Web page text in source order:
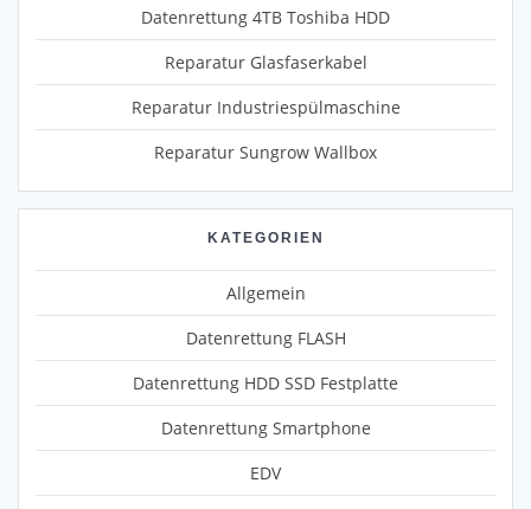
Datenrettung 4TB Toshiba HDD
Reparatur Glasfaserkabel
Reparatur Industriespülmaschine
Reparatur Sungrow Wallbox
KATEGORIEN
Allgemein
Datenrettung FLASH
Datenrettung HDD SSD Festplatte
Datenrettung Smartphone
EDV